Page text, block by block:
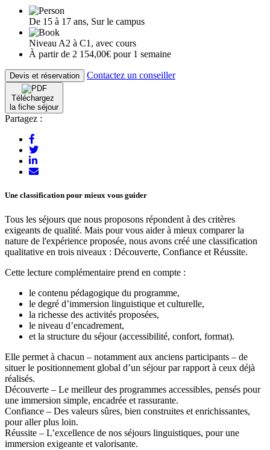
De 15 à 17 ans, Sur le campus
Niveau A2 à C1, avec cours
À partir de 2 154,00€ pour 1 semaine
Devis et réservation Contactez un conseiller
Téléchargez
la fiche séjour
Partagez :
Une classification pour mieux vous guider
Tous les séjours que nous proposons répondent à des critères
exigeants de qualité. Mais pour vous aider à mieux comparer la
nature de l'expérience proposée, nous avons créé une classification
qualitative en trois niveaux : Découverte, Confiance et Réussite.
Cette lecture complémentaire prend en compte :
le contenu pédagogique du programme,
le degré d’immersion linguistique et culturelle,
la richesse des activités proposées,
le niveau d’encadrement,
et la structure du séjour (accessibilité, confort, format).
Elle permet à chacun – notamment aux anciens participants – de
situer le positionnement global d’un séjour par rapport à ceux déjà
réalisés.
Découverte – Le meilleur des programmes accessibles, pensés pour
une immersion simple, encadrée et rassurante.
Confiance – Des valeurs sûres, bien construites et enrichissantes,
pour aller plus loin.
Réussite – L’excellence de nos séjours linguistiques, pour une
immersion exigeante et valorisante.